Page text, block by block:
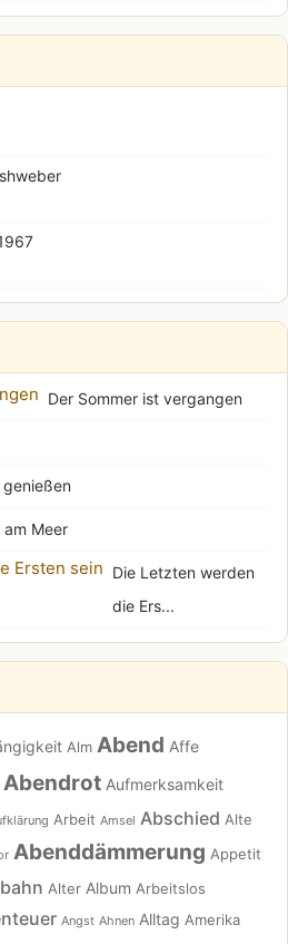
Der Sommer ist vergangen
am Meer
Die Letzten werden
die Ers...
Alm Abend Affe
Abendrot Aufmerksamkeit
Arbeit Amsel Abschied Alte
Abenddämmerung Appetit
Alter Album Arbeitslos
Angst Ahnen Alltag Amerika